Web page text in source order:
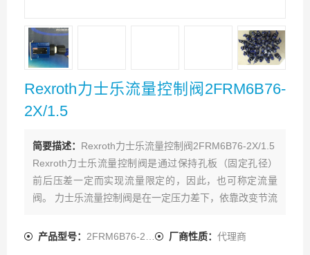
Rexroth力士乐流量控制阀2FRM6B76-
2X/1.5
简要描述： Rexroth力士乐流量控制阀2FRM6B76-2X/1.5
Rexroth力士乐流量控制阀是通过保持孔板（固定孔径）
前后压差一定而实现流量限定的，因此，也可称定流量
阀。 力士乐流量控制阀是在一定压力差下，依靠改变节流
（液压缸或液压马达）运动速度的阀类。
产品型号： 2FRM6B76-2X/1,5QJRV 厂商性质： 代理商